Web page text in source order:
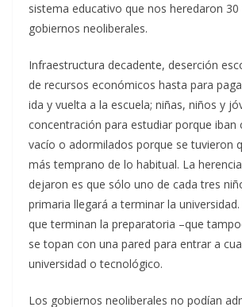
sistema educativo que nos heredaron 30
gobiernos neoliberales.
Infraestructura decadente, deserción
de recursos económicos hasta para
ida y vuelta a la escuela; niñas, niños y
concentración para estudiar porque iban
vacío o adormilados porque se tuvieron
más temprano de lo habitual. La
dejaron es que sólo uno de cada tres
primaria llegará a terminar la
que terminan la preparatoria –que
se topan con una pared para entrar a
universidad o tecnológico.
Los gobiernos neoliberales no podían